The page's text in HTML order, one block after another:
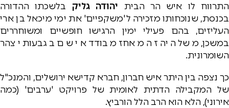
התרווח לו איש הר הבית יהודה גליק בלשכתו ההדורה
בכנסת, שנוכחותו מזכירה ל'משקפיים' את ימי מיכאל בן ארי
העליזים, בהם פעילי ימין הרגישו חופשיים ומשוחררים
במשכן, משל היה זה מאחז מבודד אי שם בגבעות יצהר
השומרונית.
כך נצפה בין היתר איש חברון, חברא קדישא ירושלים, והמנכ"ל
של המקבילה הדתית לאומית של פרויקט 'ערבים' (כמה
אירוני), הלא הוא הרב הלל הורביץ.